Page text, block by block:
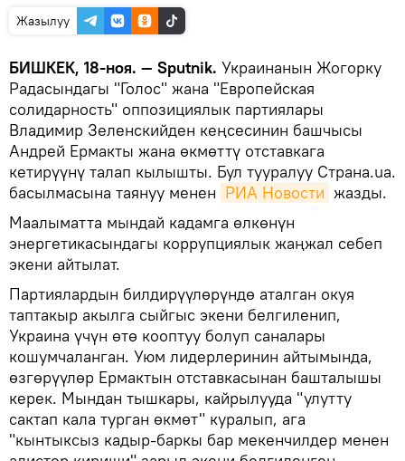
Жазылуу
БИШКЕК, 18-ноя. — Sputnik. Украинанын Жогорку
Радасындагы "Голос" жана "Европейская
солидарность" оппозициялык партиялары
Владимир Зеленскийден кеңсесинин башчысы
Андрей Ермакты жана өкмөттү отставкага
кетирүүнү талап кылышты. Бул тууралуу Страна.ua.
басылмасына таянуу менен РИА Новости жазды.
Маалыматта мындай кадамга өлкөнүн
энергетикасындагы коррупциялык жаңжал себеп
экени айтылат.
Партиялардын билдирүүлөрүндө аталган окуя
таптакыр акылга сыйгыс экени белгиленип,
Украина үчүн өтө кооптуу болуп саналары
кошумчаланган. Уюм лидерлеринин айтымында,
өзгөрүүлөр Ермактын отставкасынан башталышы
керек. Мындан тышкары, кайрылууда "улутту
сактап кала турган өкмөт" куралып, ага
"кынтыксыз кадыр-баркы бар мекенчилдер менен